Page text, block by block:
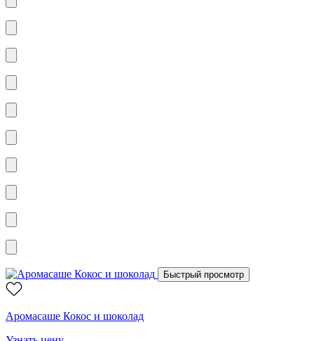
Быстрый просмотр
Аромасаше Кокос и шоколад